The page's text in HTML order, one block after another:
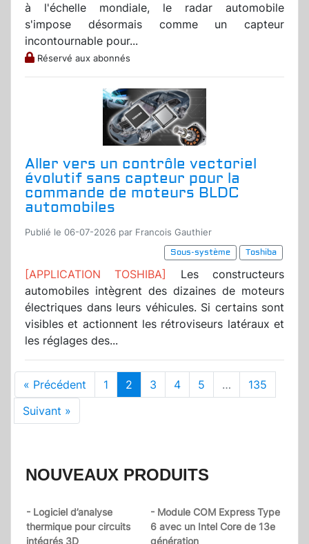
à l'échelle mondiale, le radar automobile
s'impose désormais comme un capteur
incontournable pour...
Réservé aux abonnés
Aller vers un contrôle vectoriel
évolutif sans capteur pour la
commande de moteurs BLDC
automobiles
Publié le 06-07-2026 par Francois Gauthier
Sous-système
Toshiba
[APPLICATION TOSHIBA]
Les constructeurs
automobiles intègrent des dizaines de moteurs
électriques dans leurs véhicules. Si certains sont
visibles et actionnent les rétroviseurs latéraux et
les réglages des...
« Précédent 1 2 3 4 5 …
135
Suivant »
NOUVEAUX PRODUITS
- Logiciel d’analyse
thermique pour circuits
intégrés 3D
- Module COM Express Type
6 avec un Intel Core de 13e
génération